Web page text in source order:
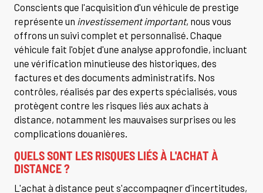
Conscients que l'acquisition d'un véhicule de prestige
représente un investissement important, nous vous
offrons un suivi complet et personnalisé. Chaque
véhicule fait l'objet d'une analyse approfondie, incluant
une vérification minutieuse des historiques, des
factures et des documents administratifs. Nos
contrôles, réalisés par des experts spécialisés, vous
protègent contre les risques liés aux achats à
distance, notamment les mauvaises surprises ou les
complications douanières.
QUELS SONT LES RISQUES LIÉS À L'ACHAT À
DISTANCE ?
L'achat à distance peut s'accompagner d'incertitudes,